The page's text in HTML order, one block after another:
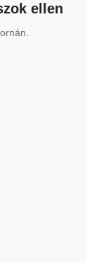
ellen